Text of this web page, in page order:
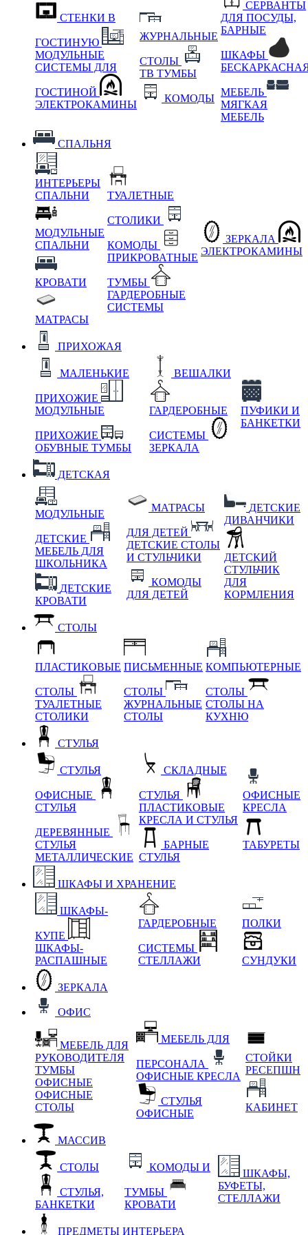
СТЕНКИ В
ГОСТИНУЮ
МОДУЛЬНЫЕ
СИСТЕМЫ ДЛЯ
ГОСТИНОЙ
ЭЛЕКТРОКАМИНЫ
ЖУРНАЛЬНЫЕ
СТОЛЫ
ТВ ТУМБЫ
КОМОДЫ
СЕРВАНТЫ
ДЛЯ ПОСУДЫ,
БАРНЫЕ
ШКАФЫ
МЕБЕЛЬ
МЯГКАЯ
МЕБЕЛЬ
СПАЛЬНЯ
ИНТЕРЬЕРЫ
СПАЛЬНИ
МОДУЛЬНЫЕ
СПАЛЬНИ
КРОВАТИ
МАТРАСЫ
ТУАЛЕТНЫЕ
СТОЛИКИ
КОМОДЫ
ПРИКРОВАТНЫЕ
ТУМБЫ
ГАРДЕРОБНЫЕ
СИСТЕМЫ
ЗЕРКАЛА
ЭЛЕКТРОКАМИНЫ
ПРИХОЖАЯ
МАЛЕНЬКИЕ
ПРИХОЖИЕ
МОДУЛЬНЫЕ
ПРИХОЖИЕ
ОБУВНЫЕ ТУМБЫ
ВЕШАЛКИ
ГАРДЕРОБНЫЕ
СИСТЕМЫ
ЗЕРКАЛА
ПУФИКИ И
БАНКЕТКИ
ДЕТСКАЯ
МОДУЛЬНЫЕ
ДЕТСКИЕ
МЕБЕЛЬ ДЛЯ
ШКОЛЬНИКА
ДЕТСКИЕ
КРОВАТИ
МАТРАСЫ
ДЛЯ ДЕТЕЙ
ДЕТСКИЕ СТОЛЫ
И СТУЛЬЧИКИ
КОМОДЫ
ДЛЯ ДЕТЕЙ
ДЕТСКИЕ
ДИВАНЧИКИ
ДЕТСКИЙ
СТУЛЬЧИК
ДЛЯ
КОРМЛЕНИЯ
СТОЛЫ
ПЛАСТИКОВЫЕ
СТОЛЫ
ТУАЛЕТНЫЕ
СТОЛИКИ
ПИСЬМЕННЫЕ
СТОЛЫ
ЖУРНАЛЬНЫЕ
СТОЛЫ
КОМПЬЮТЕРНЫЕ
СТОЛЫ
СТОЛЫ НА
КУХНЮ
СТУЛЬЯ
СТУЛЬЯ
ОФИСНЫЕ
СТУЛЬЯ
ДЕРЕВЯННЫЕ
СТУЛЬЯ
МЕТАЛЛИЧЕСКИЕ
СКЛАДНЫЕ
СТУЛЬЯ
ПЛАСТИКОВЫЕ
КРЕСЛА И СТУЛЬЯ
БАРНЫЕ
СТУЛЬЯ
ОФИСНЫЕ
КРЕСЛА
ТАБУРЕТЫ
ШКАФЫ И ХРАНЕНИЕ
ШКАФЫ-
КУПЕ
ШКАФЫ-
РАСПАШНЫЕ
ГАРДЕРОБНЫЕ
СИСТЕМЫ
СТЕЛЛАЖИ
ПОЛКИ
СУНДУКИ
ЗЕРКАЛА
ОФИС
МЕБЕЛЬ ДЛЯ
РУКОВОДИТЕЛЯ
ТУМБЫ
ОФИСНЫЕ
ОФИСНЫЕ
СТОЛЫ
МЕБЕЛЬ ДЛЯ
ПЕРСОНАЛА
ОФИСНЫЕ КРЕСЛА
СТУЛЬЯ
ОФИСНЫЕ
СТОЙКИ
РЕСЕПШН
КАБИНЕТ
МАССИВ
СТОЛЫ
СТУЛЬЯ,
БАНКЕТКИ
КОМОДЫ И
ТУМБЫ
КРОВАТИ
ШКАФЫ,
БУФЕТЫ,
СТЕЛЛАЖИ
ПРЕДМЕТЫ ИНТЕРЬЕРА